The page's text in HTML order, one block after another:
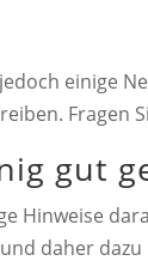
einige
Fragen
gut
Hinweise
daher